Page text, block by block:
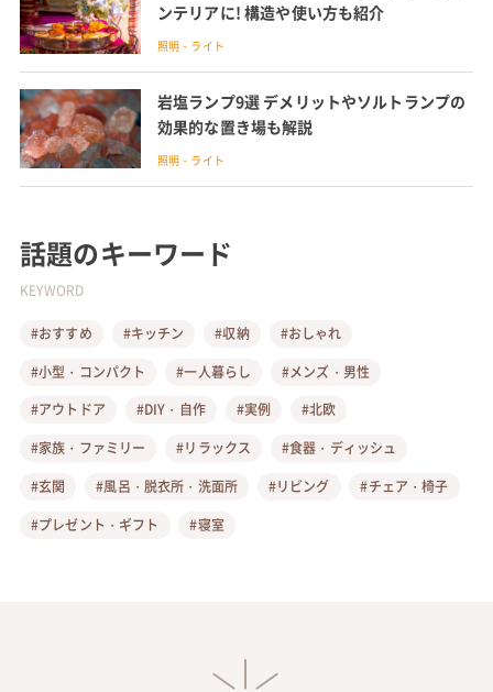
ンテリアに! 構造や使い方も紹介
照明・ライト
岩塩ランプ9選 デメリットやソルトランプの
効果的な置き場も解説
照明・ライト
話題のキーワード
KEYWORD
#おすすめ #キッチン #収納
#おしゃれ
#小型・コンパクト
#一人暮らし
#メンズ・男性
#アウトドア
#DIY・自作 #実例
#北欧
#家族・ファミリー
#リラックス
#食器・ディッシュ
#玄関
#風呂・脱衣所・洗面所 #リビング
#チェア・椅子
#プレゼント・ギフト
#寝室